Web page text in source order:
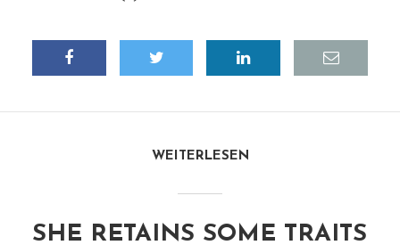
WEITERLESEN
SHE RETAINS SOME TRAITS